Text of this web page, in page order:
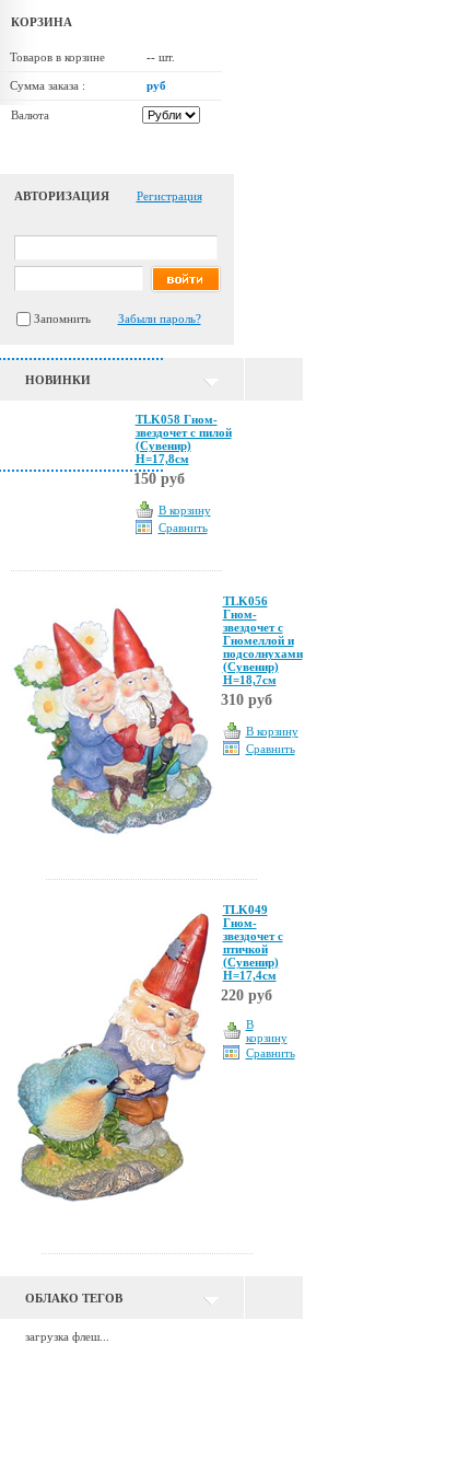
КОРЗИНА
Товаров в корзине --шт.
Сумма заказа : руб
Валюта
АВТОРИЗАЦИЯ Регистрация
Запомнить Забыли пароль?
НОВИНКИ
TLK058 Гном-
звездочет с пилой
(Сувенир)
Н=17,8см
150 руб
В корзину
Сравнить
TLK056
Гном-
звездочет с
Гномеллой и
подсолнухами
(Сувенир)
Н=18,7см
310 руб
В корзину
Сравнить
TLK049
Гном-
звездочет с
птичкой
(Сувенир)
Н=17,4см
220 руб
В
корзину
Сравнить
ОБЛАКО ТЕГОВ
загрузка флеш...